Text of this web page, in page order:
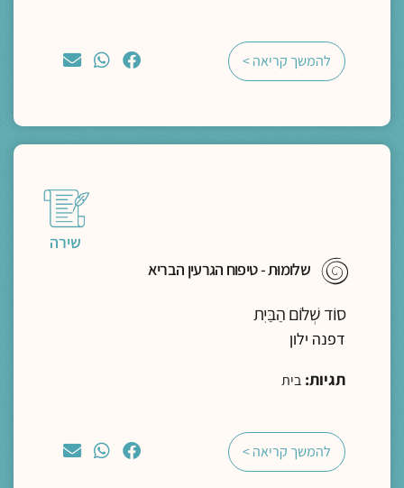
להמשך קריאה >
שירה
שלומוּת - טיפוח הגרעין הבריא
סוֹד שְׁלוֹם הַבַּיִת
דפנה ילון
תגיות: בית
להמשך קריאה >